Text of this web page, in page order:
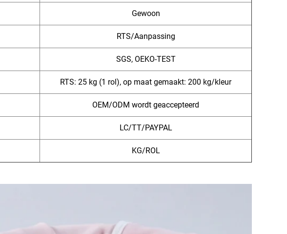
Gewoon
RTS/Aanpassing
SGS, OEKO-TEST
RTS: 25 kg (1 rol), op maat gemaakt: 200 kg/kleur
OEM/ODM wordt geaccepteerd
LC/TT/PAYPAL
KG/ROL